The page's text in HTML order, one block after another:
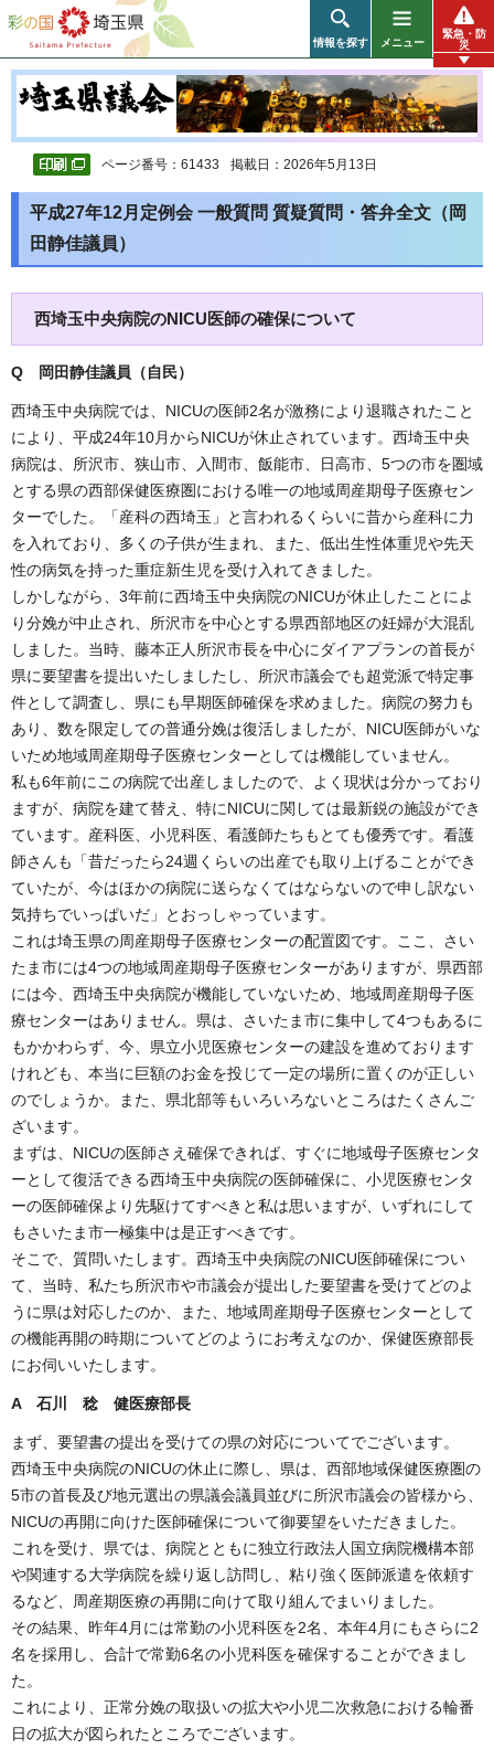
彩の国 埼玉県
情報を探す メニュー
緊急・防
災
ページ番号：61433 掲載日：2026年5月13日
平成27年12月定例会 一般質問 質疑質問・答弁全文（岡
田静佳議員）
西埼玉中央病院のNICU医師の確保について
Q 岡田静佳議員（自民）
西埼玉中央病院では、NICUの医師2名が激務により退職されたこと
により、平成24年10月からNICUが休止されています。西埼玉中央
病院は、所沢市、狭山市、入間市、飯能市、日高市、5つの市を圏域
とする県の西部保健医療圏における唯一の地域周産期母子医療セン
ターでした。「産科の西埼玉」と言われるくらいに昔から産科に力
を入れており、多くの子供が生まれ、また、低出生性体重児や先天
性の病気を持った重症新生児を受け入れてきました。
しかしながら、3年前に西埼玉中央病院のNICUが休止したことによ
り分娩が中止され、所沢市を中心とする県西部地区の妊婦が大混乱
しました。当時、藤本正人所沢市長を中心にダイアプランの首長が
県に要望書を提出いたしましたし、所沢市議会でも超党派で特定事
件として調査し、県にも早期医師確保を求めました。病院の努力も
あり、数を限定しての普通分娩は復活しましたが、NICU医師がいな
いため地域周産期母子医療センターとしては機能していません。
私も6年前にこの病院で出産しましたので、よく現状は分かっており
ますが、病院を建て替え、特にNICUに関しては最新鋭の施設ができ
ています。産科医、小児科医、看護師たちもとても優秀です。看護
師さんも「昔だったら24週くらいの出産でも取り上げることができ
ていたが、今はほかの病院に送らなくてはならないので申し訳ない
気持ちでいっぱいだ」とおっしゃっています。
これは埼玉県の周産期母子医療センターの配置図です。ここ、さい
たま市には4つの地域周産期母子医療センターがありますが、県西部
には今、西埼玉中央病院が機能していないため、地域周産期母子医
療センターはありません。県は、さいたま市に集中して4つもあるに
もかかわらず、今、県立小児医療センターの建設を進めております
けれども、本当に巨額のお金を投じて一定の場所に置くのが正しい
のでしょうか。また、県北部等もいろいろないところはたくさんご
ざいます。
まずは、NICUの医師さえ確保できれば、すぐに地域母子医療センタ
ーとして復活できる西埼玉中央病院の医師確保に、小児医療センタ
ーの医師確保より先駆けてすべきと私は思いますが、いずれにして
もさいたま市一極集中は是正すべきです。
そこで、質問いたします。西埼玉中央病院のNICU医師確保につい
て、当時、私たち所沢市や市議会が提出した要望書を受けてどのよ
うに県は対応したのか、また、地域周産期母子医療センターとして
の機能再開の時期についてどのようにお考えなのか、保健医療部長
にお伺いいたします。
A 石川 稔 健医療部長
まず、要望書の提出を受けての県の対応についてでございます。
西埼玉中央病院のNICUの休止に際し、県は、西部地域保健医療圏の
5市の首長及び地元選出の県議会議員並びに所沢市議会の皆様から、
NICUの再開に向けた医師確保について御要望をいただきました。
これを受け、県では、病院とともに独立行政法人国立病院機構本部
や関連する大学病院を繰り返し訪問し、粘り強く医師派遣を依頼す
るなど、周産期医療の再開に向けて取り組んでまいりました。
その結果、昨年4月には常勤の小児科医を2名、本年4月にもさらに2
名を採用し、合計で常勤6名の小児科医を確保することができまし
た。
これにより、正常分娩の取扱いの拡大や小児二次救急における輪番
日の拡大が図られたところでございます。